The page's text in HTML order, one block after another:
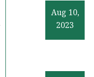
Aug 10,
2023